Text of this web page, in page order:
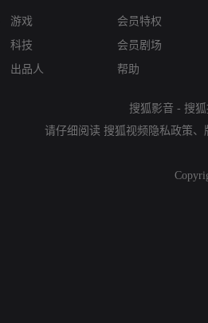
游戏
科技
出品人
会员特权
会员剧场
帮助
搜狐影音 - 搜
请仔细阅读 搜狐视频隐私政策、